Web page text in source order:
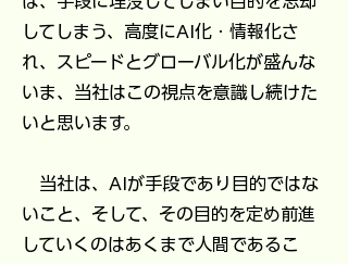
してしまう、高度にAI化・情報化さ
れ、スピードとグローバル化が盛んな
いま、当社はこの視点を意識し続けた
いと思います。
当社は、AIが手段であり目的ではな
いこと、そして、その目的を定め前進
していくのはあくまで人間であるこ